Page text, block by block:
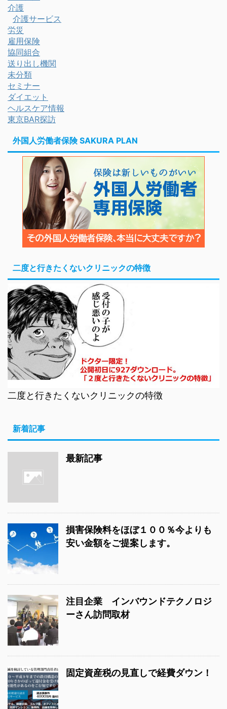
介護
介護サービス
労災
雇用保険
協同組合
送り出し機関
未分類
セミナー
ダイエット
ヘルスケア情報
東京BAR探訪
外国人労働者保険 SAKURA PLAN
二度と行きたくないクリニックの特徴
二度と行きたくないクリニックの特徴
新着記事
最新記事
損害保険料をほぼ１００％今よりも
安い金額をご提案します。
注目企業 インバウンドテクノロジ
ーさん訪問取材
固定資産税の見直しで経費ダウン！